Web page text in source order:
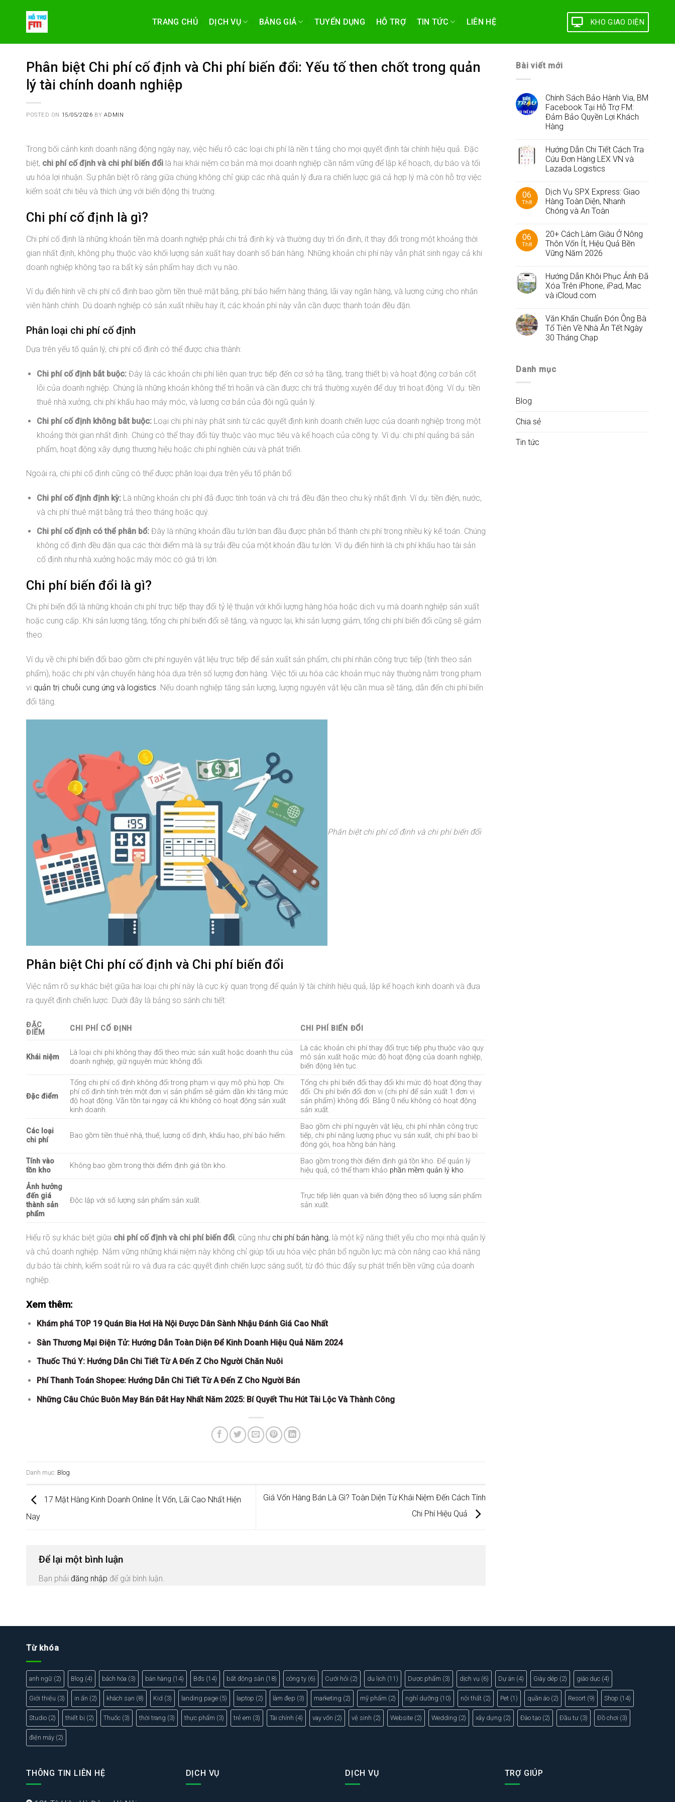
content
TRANG CHỦ DỊCH VỤ BẢNG GIÁ TUYỂN DỤNG HỖ TRỢ TIN TỨC LIÊN HỆ KHO GIAO DIỆN
Phân biệt Chi phí cố định và Chi phí biến đổi: Yếu tố then chốt trong quản
lý tài chính doanh nghiệp
POSTED ON 15/05/2026 BYADMIN
Trong bối cảnh kinh doanh năng động ngày nay, việc hiểu rõ các loại chi phí là nền t tảng cho mọi quyết định tài chính hiệu quả. Đặc
biệt, chi phí cố định và chi phí biến đổi là hai khái niệm cơ bản mà mọi doanh nghiệp cần nắm vững để lập kế hoạch, dự báo và tối
ưu hóa lợi nhuận. Sự phân biệt rõ ràng giữa chúng không chỉ giúp các nhà quản lý đưa ra chiến lược giá cả hợp lý mà còn hỗ trợ việc
kiểm soát chi tiêu và thích ứng với biến động thị trường.
Chi phí cố định là gì?
Chi phí cố định là những khoản tiền mà doanh nghiệp phải chi trả định kỳ và thường duy trì ổn định, ít thay đổi trong một khoảng thời
gian nhất định, không phụ thuộc vào khối lượng sản xuất hay doanh số bán hàng. Những khoản chi phí này vẫn phát sinh ngay cả khi
doanh nghiệp không tạo ra bất kỳ sản phẩm hay dịch vụ nào.
Ví dụ điển hình về chi phí cố định bao gồm tiền thuê mặt bằng, phí bảo hiểm hàng tháng, lãi vay ngân hàng, và lương cứng cho nhân
viên hành chính. Dù doanh nghiệp có sản xuất nhiều hay ít, các khoản phí này vẫn cần được thanh toán đều đặn.
Phân loại chi phí cố định
Dựa trên yếu tố quản lý, chi phí cố định có thể được chia thành:
Chi phí cố định bắt buộc:Đây là các khoản chi phí liên quan trực tiếp đến cơ sở hạ tầng, trang thiết bị và hoạt động cơ bản cốt
lõi của doanh nghiệp. Chúng là những khoản không thể trì hoãn và cần được chi trả thường xuyên để duy trì hoạt động. Ví dụ: tiền
thuê nhà xưởng, chi phí khấu hao máy móc, và lương cơ bản của đội ngũ quản lý.
Chi phí cố định không bắt buộc:Loại chi phí này phát sinh từ các quyết định kinh doanh chiến lược của doanh nghiệp trong một
khoảng thời gian nhất định. Chúng có thể thay đổi tùy thuộc vào mục tiêu và kế hoạch của công ty. Ví dụ: chi phí quảng bá sản
phẩm, hoạt động xây dựng thương hiệu hoặc chi phí nghiên cứu và phát triển.
Ngoài ra, chi phí cố định cũng có thể được phân loại dựa trên yếu tố phân bổ:
Chi phí cố định định kỳ:Là những khoản chi phí đã được tính toán và chi trả đều đặn theo chu kỳ nhất định. Ví dụ: tiền điện, nước,
và chi phí thuê mặt bằng trả theo tháng hoặc quý.
Chi phí cố định có thể phân bổ:Đây là những khoản đầu tư lớn ban đầu được phân bổ thành chi phí trong nhiều kỳ kế toán. Chúng
không cố định đều đặn qua các thời điểm mà là sự trải đều của một khoản đầu tư lớn. Ví dụ điển hình là chi phí khấu hao tài sản
cố định như nhà xưởng hoặc máy móc có giá trị lớn.
Chi phí biến đổi là gì?
Chi phí biến đổi là những khoản chi phí trực tiếp thay đổi tỷ lệ thuận với khối lượng hàng hóa hoặc dịch vụ mà doanh nghiệp sản xuất
hoặc cung cấp. Khi sản lượng tăng, tổng chi phí biến đổi sẽ tăng, và ngược lại, khi sản lượng giảm, tổng chi phí biến đổi cũng sẽ giảm
theo.
Ví dụ về chi phí biến đổi bao gồm chi phí nguyên vật liệu trực tiếp để sản xuất sản phẩm, chi phí nhân công trực tiếp (tính theo sản
phẩm), hoặc chi phí vận chuyển hàng hóa dựa trên số lượng đơn hàng. Việc tối ưu hóa các khoản mục này thường nằm trong phạm
vi quản trị chuỗi cung ứng và logistics. Nếu doanh nghiệp tăng sản lượng, lượng nguyên vật liệu cần mua sẽ tăng, dẫn đến chi phí biến
đổi tăng.
Phân biệt chi phí cố định và chi phí biến đổi
Phân biệt Chi phí cố định và Chi phí biến đổi
Việc nắm rõ sự khác biệt giữa hai loại chi phí này là cực kỳ quan trọng để quản lý tài chính hiệu quả, lập kế hoạch kinh doanh và đưa
ra quyết định chiến lược. Dưới đây là bảng so sánh chi tiết:
ĐẶC
ĐIỂM
CHI PHÍ CỐ ĐỊNH CHI PHÍ BIẾN ĐỔI
Khái niệm
Là loại chi phí không thay đổi theo mức sản xuất hoặc doanh thu của
doanh nghiệp, giữ nguyên mức không đổi.
Là các khoản chi phí thay đổi trực tiếp phụ thuộc vào quy
mô sản xuất hoặc mức độ hoạt động của doanh nghiệp,
biến động liên tục.
Đặc điểm
Tổng chi phí cố định không đổi trong phạm vi quy mô phù hợp. Chi
phí cố định tính trên một đơn vị sản phẩm sẽ giảm dần khi tăng mức
độ hoạt động. Vẫn tồn tại ngay cả khi không có hoạt động sản xuất
kinh doanh.
Tổng chi phí biến đổi thay đổi khi mức độ hoạt động thay
đổi. Chi phí biến đổi đơn vị (chi phí để sản xuất 1 đơn vị
sản phẩm) không đổi. Bằng 0 nếu không có hoạt động
sản xuất.
Các loại
chi phí
Bao gồm tiền thuê nhà, thuế, lương cố định, khấu hao, phí bảo hiểm.
Bao gồm chi phí nguyên vật liệu, chi phí nhân công trực
tiếp, chi phí năng lượng phục vụ sản xuất, chi phí bao bì
đóng gói, hoa hồng bán hàng.
Tính vào
tồn kho
Không bao gồm trong thời điểm định giá tồn kho.
Bao gồm trong thời điểm định giá tồn kho. Để quản lý
hiệu quả, có thể tham khảo phần mềm quản lý kho.
Ảnh hưởng
đến giá
thành sản
phẩm
Độc lập với số lượng sản phẩm sản xuất.
Trực tiếp liên quan và biến động theo số lượng sản phẩm
sản xuất.
Hiểu rõ sự khác biệt giữa chi phí cố định và chi phí biến đổi, cũng như chi phí bán hàng, là một kỹ năng thiết yếu cho mọi nhà quản lý
và chủ doanh nghiệp. Nắm vững những khái niệm này không chỉ giúp tối ưu hóa việc phân bổ nguồn lực mà còn nâng cao khả năng
dự báo tài chính, kiểm soát rủi ro và đưa ra các quyết định chiến lược sáng suốt, từ đó thúc đẩy sự phát triển bền vững của doanh
nghiệp.
Xem thêm:
Khám phá TOP 19 Quán Bia Hơi Hà Nội Được Dân Sành Nhậu Đánh Giá Cao Nhất
Sàn Thương Mại Điện Tử: Hướng Dẫn Toàn Diện Để Kinh Doanh Hiệu Quả Năm 2024
Thuốc Thú Y: Hướng Dẫn Chi Tiết Từ A Đến Z Cho Người Chăn Nuôi
Phí Thanh Toán Shopee: Hướng Dẫn Chi Tiết Từ A Đến Z Cho Người Bán
Những Câu Chúc Buôn May Bán Đắt Hay Nhất Năm 2025: Bí Quyết Thu Hút Tài Lộc Và Thành Công
Danh mục: Blog
17 Mặt Hàng Kinh Doanh Online Ít Vốn, Lãi Cao Nhất Hiện
Nay
Giá Vốn Hàng Bán Là Gì? Toàn Diện Từ Khái Niệm Đến Cách Tính
Chi Phí Hiệu Quả
Để lại một bình luận
Bạn phải đăng nhập để gửi bình luận.
Bài viết mới
Chính Sách Bảo Hành Via, BM
Facebook Tại Hỗ Trợ FM:
Đảm Bảo Quyền Lợi Khách
Hàng
Hướng Dẫn Chi Tiết Cách Tra
Cứu Đơn Hàng LEX VN và
Lazada Logistics
06
Th8
Dịch Vụ SPX Express: Giao
Hàng Toàn Diện, Nhanh
Chóng và An Toàn
06
Th8
20+ Cách Làm Giàu Ở Nông
Thôn Vốn Ít, Hiệu Quả Bền
Vững Năm 2026
Hướng Dẫn Khôi Phục Ảnh Đã
Xóa Trên iPhone, iPad, Mac
và iCloud.com
Văn Khấn Chuẩn Đón Ông Bà
Tổ Tiên Về Nhà Ăn Tết Ngày
30 Tháng Chạp
Danh mục
Blog
Chia sẻ
Tin tức
Từ khóa
anh ngữ (2) Blog (4) bách hóa (3) bán hàng (14) Bđs (14) bất động sản (18) công ty (6) Cưới hỏi (2) du lịch (11) Dược phẩm (3) dịch vụ (6) Dự án (4) Giày dép (2) giáo dục (4)
Giới thiệu (3) in ấn (2) khách sạn (8) Kid (3) landing page (5) laptop (2) làm đẹp (3) marketing (2) mỹ phẩm (2) nghỉ dưỡng (10) nội thất (2) Pet (1) quần áo (2) Resort (9) Shop (14)
Studio (2) thiết bị (2) Thuốc (3) thời trang (3) thực phẩm (3) trẻ em (3) Tài chính (4) vay vốn (2) vệ sinh (2) Website (2) Wedding (2) xây dựng (2) Đào tạo (2) Đầu tư (3) Đồ chơi (3)
điện máy (2)
THÔNG TIN LIÊN HỆ DỊCH VỤ DỊCH VỤ TRỢ GIÚP